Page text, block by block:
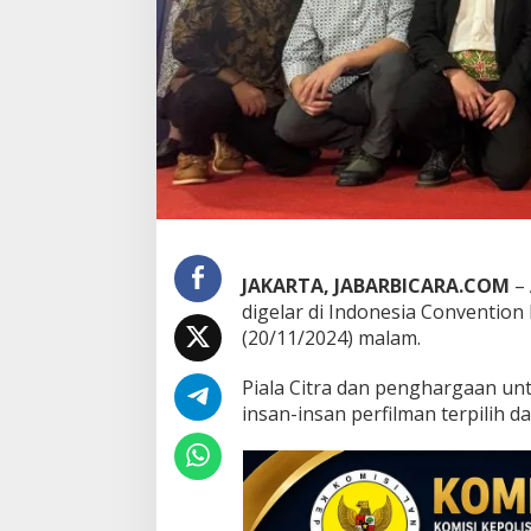
r
a
F
e
s
t
i
v
a
m
I
n
o
n
e
i
a
(
JAKARTA, JABARBICARA.COM –
digelar di Indonesia Convention
(20/11/2024) malam.
Piala Citra dan penghargaan
insan-insan perfilman terpilih